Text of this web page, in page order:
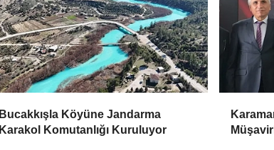
Bucakkışla Köyüne Jandarma
Karakol Komutanlığı Kuruluyor